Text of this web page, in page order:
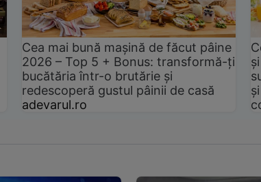
Cea mai bună mașină de făcut pâine
2026 – Top 5 + Bonus: transformă-ți
bucătăria într-o brutărie și
redescoperă gustul pâinii de casă
adevarul.ro